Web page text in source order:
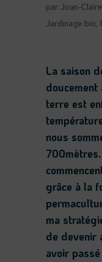
par Joan-
Jardinage bio,
La saison
terre est
nous
grâce à la
ma
de devenir
avoir